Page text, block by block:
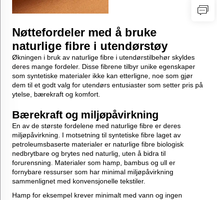
Nøttefordeler med å bruke
naturlige fibre i utendørstøy
Økningen i bruk av naturlige fibre i utendørstilbehør skyldes
deres mange fordeler. Disse fibrene tilbyr unike egenskaper
som syntetiske materialer ikke kan etterligne, noe som gjør
dem til et godt valg for utendørs entusiaster som setter pris på
ytelse, bærekraft og komfort.
Bærekraft og miljøpåvirkning
En av de største fordelene med naturlige fibre er deres
miljøpåvirkning. I motsetning til syntetiske fibre laget av
petroleumsbaserte materialer er naturlige fibre biologisk
nedbrytbare og brytes ned naturlig, uten å bidra til
forurensning. Materialer som hamp, bambus og ull er
fornybare ressurser som har minimal miljøpåvirkning
sammenlignet med konvensjonelle tekstiler.
Hamp for eksempel krever minimalt med vann og ingen